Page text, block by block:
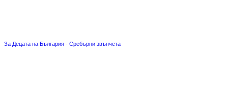
За Децата на България - Сребърни звънчета